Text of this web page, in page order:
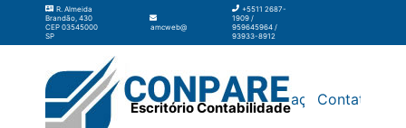
R. Almeida
Brandão, 430
CEP 03545000
SP
amcweb@amcweb.com.br
+5511 2687-
1909 /
959645964 /
93933-8912
Silos GalpãoContabilidadeTerceirizaçãoContato
Escritório Contabilidade